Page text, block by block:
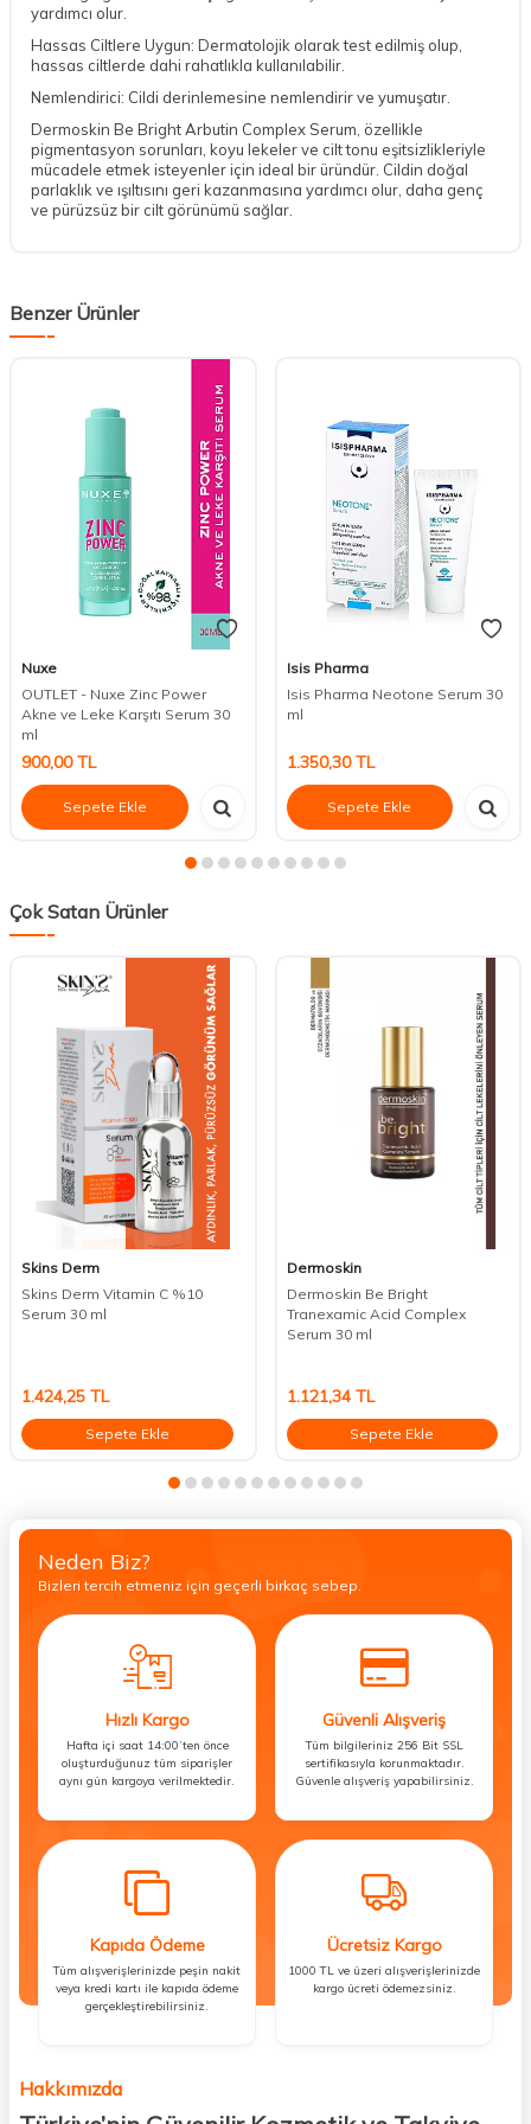
yardımcı olur.
Hassas Ciltlere Uygun: Dermatolojik olarak test edilmiş olup,
hassas ciltlerde dahi rahatlıkla kullanılabilir.
Nemlendirici: Cildi derinlemesine nemlendirir ve yumuşatır.
Dermoskin Be Bright Arbutin Complex Serum, özellikle
pigmentasyon sorunları, koyu lekeler ve cilt tonu eşitsizlikleriyle
mücadele etmek isteyenler için ideal bir üründür. Cildin doğal
parlaklık ve ışıltısını geri kazanmasına yardımcı olur, daha genç
ve pürüzsüz bir cilt görünümü sağlar.
Benzer Ürünler
Nuxe
OUTLET - Nuxe Zinc Power
Akne ve Leke Karşıtı Serum 30
ml
900,00TL
Sepete Ekle
Isis Pharma
Isis Pharma Neotone Serum 30
ml
1.350,30TL
Sepete Ekle
Çok Satan Ürünler
Skins Derm
Skins Derm Vitamin C %10
Serum 30 ml
1.424,25 TL
Sepete Ekle
Dermoskin
Dermoskin Be Bright
Tranexamic Acid Complex
Serum 30 ml
1.121,34TL
Sepete Ekle
Neden Biz?
Bizleri tercih etmeniz için geçerli birkaç sebep.
Hızlı Kargo
Hafta içi saat 14:00’ten önce
oluşturduğunuz tüm siparişler
aynı gün kargoya verilmektedir.
Güvenli Alışveriş
Tüm bilgileriniz 256 Bit SSL
sertifikasıyla korunmaktadır.
Güvenle alışveriş yapabilirsiniz.
Kapıda Ödeme
Tüm alışverişlerinizde peşin nakit
veya kredi kartı ile kapıda ödeme
gerçekleştirebilirsiniz.
Ücretsiz Kargo
1000 TL ve üzeri alışverişlerinizde
kargo ücreti ödemezsiniz.
Hakkımızda